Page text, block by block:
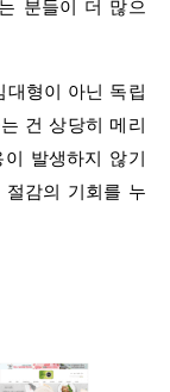
분들이 더 많으
대형이 아닌 독립
건 상당히 메리
발생하지 않기
감의 기회를 누